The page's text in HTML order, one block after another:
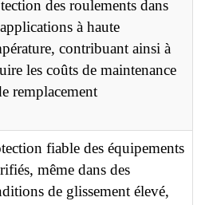
des roulements dans
à haute
contribuant ainsi à
les coûts de maintenance
remplacement
fiable des équipements
même dans des
de glissement élevé,